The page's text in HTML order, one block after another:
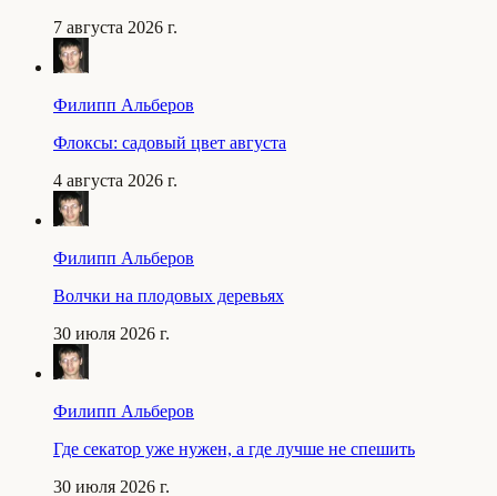
7 августа 2026 г.
Филипп Альберов
Флоксы: садовый цвет августа
4 августа 2026 г.
Филипп Альберов
Волчки на плодовых деревьях
30 июля 2026 г.
Филипп Альберов
Где секатор уже нужен, а где лучше не спешить
30 июля 2026 г.